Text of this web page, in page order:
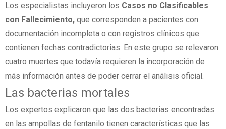
Los especialistas incluyeron los Casos no Clasificables
con Fallecimiento, que corresponden a pacientes con
documentación incompleta o con registros clínicos que
contienen fechas contradictorias. En este grupo se relevaron
cuatro muertes que todavía requieren la incorporación de
más información antes de poder cerrar el análisis oficial.
Las bacterias mortales
Los expertos explicaron que las dos bacterias encontradas
en las ampollas de fentanilo tienen características que las